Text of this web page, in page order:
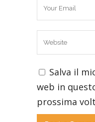
Salva il
web in
prossima